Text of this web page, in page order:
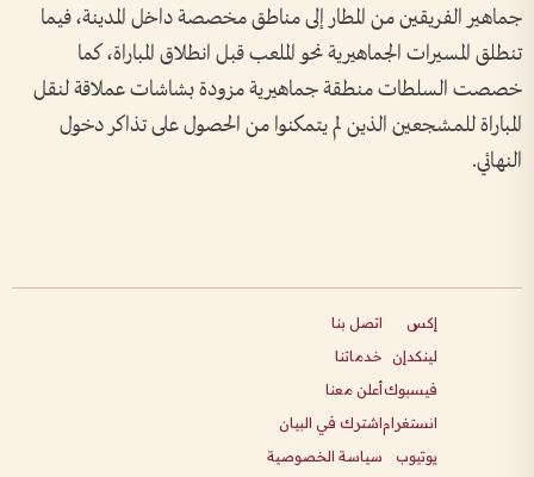
جماهير الفريقين من المطار إلى مناطق مخصصة داخل المدينة، فيما
تنطلق المسيرات الجماهيرية نحو الملعب قبل انطلاق المباراة، كما
خصصت السلطات منطقة جماهيرية مزودة بشاشات عملاقة لنقل
المباراة للمشجعين الذين لم يتمكنوا من الحصول على تذاكر دخول
النهائي.
إكس
لينكدإن
فيسبوك
انستغرام
يوتيوب
اتصل بنا
خدماتنا
أعلن معنا
اشترك في البيان
سياسة الخصوصية